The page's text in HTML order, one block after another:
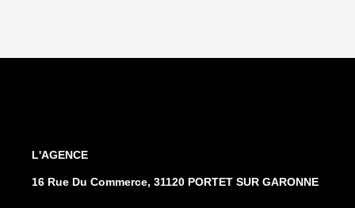
L'AGENCE
16 Rue Du Commerce, 31120 PORTET SUR GARONNE